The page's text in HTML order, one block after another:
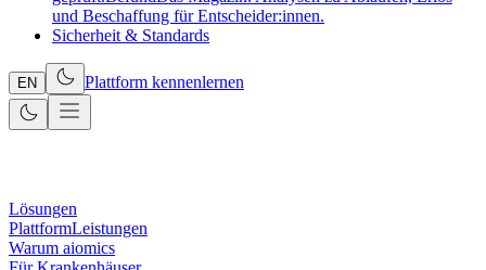
und Beschaffung für Entscheider:innen.
Sicherheit & Standards
EN Plattform kennenlernen
Lösungen
PlattformLeistungen
Warum aiomics